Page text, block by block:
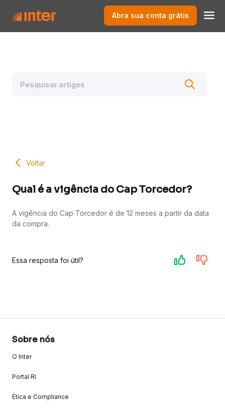
Abra sua conta grátis
Voltar
Qual é a vigência do Cap Torcedor?
A vigência do Cap Torcedor é de 12 meses a partir da data
da compra.
Essa resposta foi útil?
Sobre nós
O Inter
Portal RI
Ética e Compliance